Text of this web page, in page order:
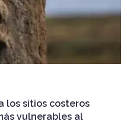
guardián del
Superior del
e impulsó los Seminarios